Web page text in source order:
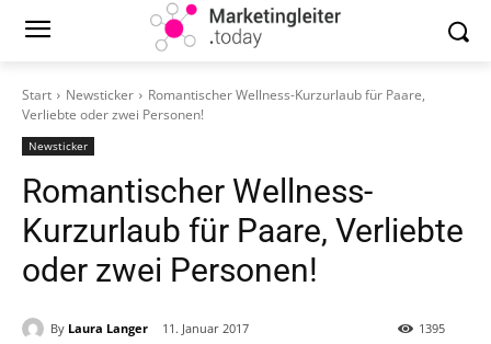
Start Newsticker
Romantischer Wellness-Kurzurlaub für Paare,
Verliebte oder zwei Personen!
Newsticker
Romantischer Wellness-
Kurzurlaub für Paare, Verliebte
oder zwei Personen!
By Laura Langer 11. Januar 2017 1395